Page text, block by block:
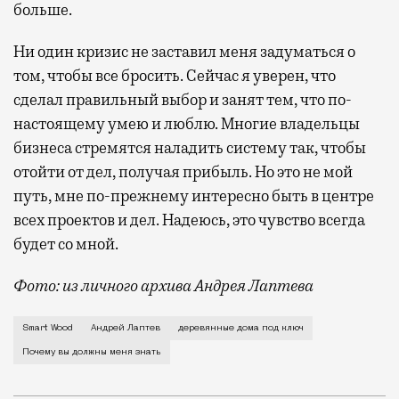
больше.
Ни один кризис не заставил меня задуматься о
том, чтобы все бросить. Сейчас я уверен, что
сделал правильный выбор и занят тем, что по-
настоящему умею и люблю. Многие владельцы
бизнеса стремятся наладить систему так, чтобы
отойти от дел, получая прибыль. Но это не мой
путь, мне по-прежнему интересно быть в центре
всех проектов и дел. Надеюсь, это чувство всегда
будет со мной.
Фото: из личного архива Андрея Лаптева
Я родился в Сергиевом Посаде и прожил здесь
Smart Wood Андрей Лаптев деревянные дома под ключ
Почему вы должны меня знать